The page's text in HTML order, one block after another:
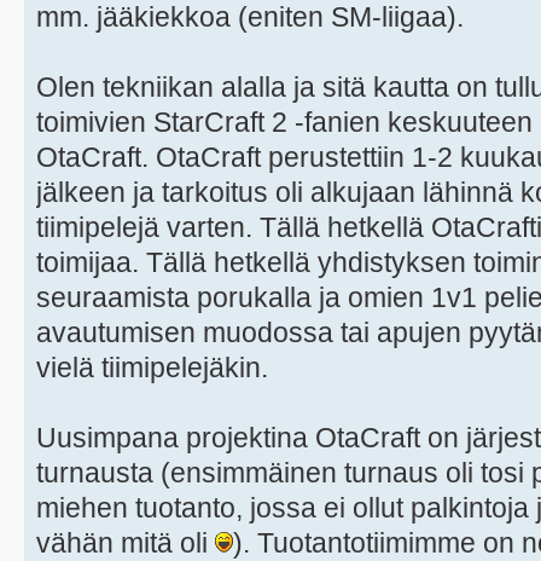
mm. jääkiekkoa (eniten SM-liigaa).
Olen tekniikan alalla ja sitä kautta on
toimivien StarCraft 2 -fanien
OtaCraft. OtaCraft perustettiin 1-2
jälkeen ja tarkoitus oli alkujaan lähinnä
tiimipelejä varten. Tällä hetkellä
toimijaa. Tällä hetkellä yhdistyksen
seuraamista porukalla ja omien 1v1
avautumisen muodossa tai apujen
vielä tiimipelejäkin.
Uusimpana projektina OtaCraft on
turnausta (ensimmäinen turnaus oli tosi
miehen tuotanto, jossa ei ollut
vähän mitä oli
). Tuotantotiimimme on